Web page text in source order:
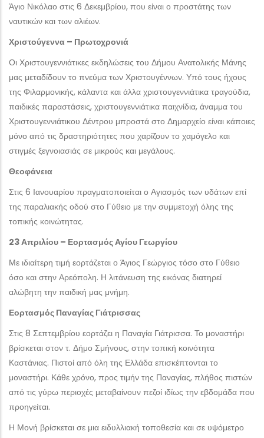
Άγιο Νικόλαο στις 6 Δεκεμβρίου, που είναι ο προστάτης των
ναυτικών και των αλιέων.
Χριστούγεννα – Πρωτοχρονιά
Οι Χριστουγεννιάτικες εκδηλώσεις του Δήμου Ανατολικής Μάνης
μας μεταδίδουν το πνεύμα των Χριστουγέννων. Υπό τους ήχους
της Φιλαρμονικής, κάλαντα και άλλα χριστουγεννιάτικα τραγούδια,
παιδικές παραστάσεις, χριστουγεννιάτικα παιχνίδια, άναμμα του
Χριστουγεννιάτικου Δέντρου μπροστά στο Δημαρχείο είναι κάποιες
μόνο από τις δραστηριότητες που χαρίζουν το χαμόγελο και
στιγμές ξεγνοιασιάς σε μικρούς και μεγάλους.
Θεοφάνεια
Στις 6 Ιανουαρίου πραγματοποιείται ο Αγιασμός των υδάτων επί
της παραλιακής οδού στο Γύθειο με την συμμετοχή όλης της
τοπικής κοινώτητας.
23 Απριλίου – Εορτασμός Αγίου Γεωργίου
Με ιδιαίτερη τιμή εορτάζεται ο Άγιος Γεώργιος τόσο στο Γύθειο
όσο και στην Αρεόπολη. Η λιτάνευση της εικόνας διατηρεί
αλώβητη την παιδική μας μνήμη.
Εορτασμός Παναγίας Γιάτρισσας
Στις 8 Σεπτεμβρίου εορτάζει η Παναγία Γιάτρισσα. Το μοναστήρι
βρίσκεται στον τ. Δήμο Σμήνους, στην τοπική κοινότητα
Καστάνιας. Πιστοί από όλη της Ελλάδα επισκέπτονται το
μοναστήρι. Κάθε χρόνο, προς τιμήν της Παναγίας, πλήθος πιστών
από τις γύρω περιοχές μεταβαίνουν πεζοί ιδίως την εβδομάδα που
προηγείται.
Η Μονή βρίσκεται σε μια ειδυλλιακή τοποθεσία και σε υψόμετρο